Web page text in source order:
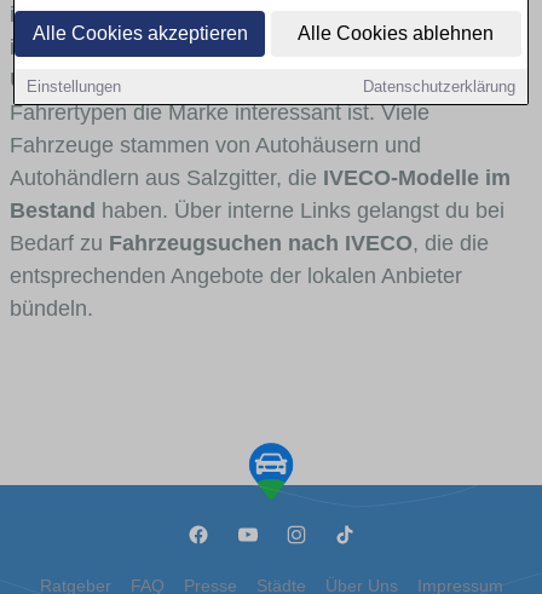
Alle Cookies akzeptieren Alle Cookies ablehnen
Einstellungen Datenschutzerklärung
in welchen Fahrzeugklassen IVECO stark vertreten
ist, welche Modellreihen häufig im Stadt- und
Umlandverkehr zu sehen sind und für welche
Fahrertypen die Marke interessant ist. Viele
Fahrzeuge stammen von Autohäusern und
Autohändlern aus Salzgitter, die IVECO-Modelle im
Bestand haben. Über interne Links gelangst du bei
Bedarf zu Fahrzeugsuchen nach IVECO, die die
entsprechenden Angebote der lokalen Anbieter
bündeln.
Ratgeber FAQ Presse Städte Über Uns Impressum